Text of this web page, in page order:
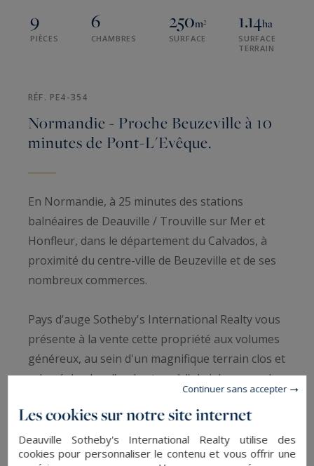
9
PIÈCES
6
CHAMBRES
250m²
SURFACE
1.14ha
SURFACE
TERRAIN
RÉF. PE4-354
Normandie - Proche Beuzeville à 10
minutes de Pont-L'Evêque.
En Normandie, à 25 minutes des stations
balnéaires de Deauville / Trouville sur Mer et
Honfleur, dans le département du Calvados, à
proximité du centre-ville de Beuzeville et de ses
nombreux commerces.
Pays d’auge Sotheby's International Realty vous
présente à la vente cette propriété aux volumes
généreux, au sein d'un magnifique terrain clos et
arboré de plus d’un hectare à l'abri des regards.
La maison néo-normande d’environ 250 m2,
lumineuse et spacieuse, est agencée comme suit
:
Les cookies sur notre site internet
Deauville Sotheby's International Realty utilise des
cookies pour personnaliser le contenu et vous offrir une
Continuer sans accepter